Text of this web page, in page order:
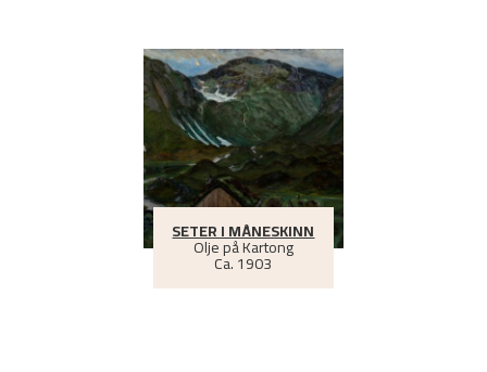
SETER I MÅNESKINN
Olje på Kartong
Ca.1903